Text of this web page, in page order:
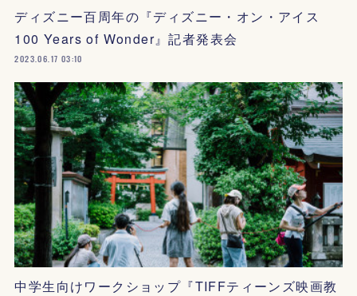
ディズニー百周年の『ディズニー・オン・アイス
100 Years of Wonder』記者発表会
2023.06.17 03:10
中学生向けワークショップ『TIFFティーンズ映画教